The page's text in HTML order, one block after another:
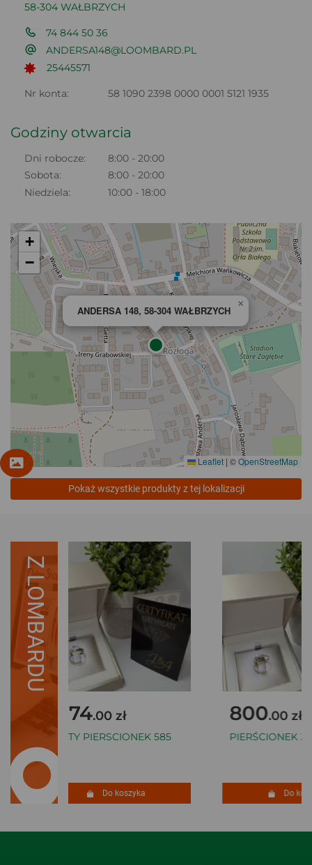
58-304 WAŁBRZYCH
74 844 50 36
ANDERSA148@LOOMBARD.PL
25445571
Nr konta: 58 1090 2398 0000 0001 5121 1935
Godziny otwarcia
Dni robocze:
8:00 - 20:00
Sobota:
8:00 - 20:00
Niedziela:
10:00 - 18:00
ANDERSA 148, 58-304 WAŁBRZYCH
×
+
−
Leaflet | ©OpenStreetMap
Pokaż wszystkie produkty z tej lokalizacji
Z LOMBARDU
1074.00 zł
ZŁOTY PIERSCIONEK 585
Do koszyka
800.00 zł
PIERŚCIONEK
Do